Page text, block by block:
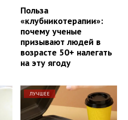
Польза
«клубникотерапии»:
почему ученые
призывают людей в
возрасте 50+ налегать
на эту ягоду
ЛУЧШЕЕ